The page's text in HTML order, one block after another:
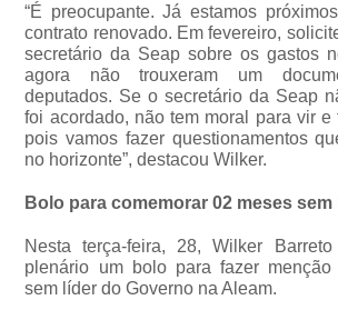
“É preocupante. Já estamos
contrato renovado. Em fevereiro,
secretário da Seap sobre os gastos
agora não trouxeram um
deputados. Se o secretário da Seap
foi acordado, não tem moral para vir e
pois vamos fazer questionamentos
no horizonte”, destacou Wilker.
Bolo para comemorar 02 meses
Nesta terça-feira, 28, Wilker
plenário um bolo para fazer
sem líder do Governo na Aleam.